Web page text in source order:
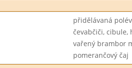
přidělávaná
čevabčiči, cibule,
vařený brambor
pomerančový čaj